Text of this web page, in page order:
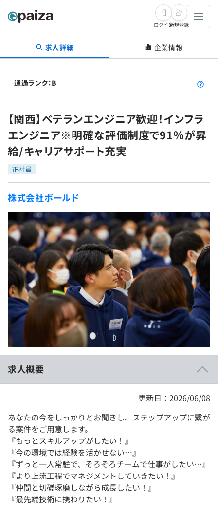
転職・キャリア
転職成功ガイド
転職エージェント
インタビュー
転職成功ガイド
新卒就活
求人検索
本選考
インターン
新卒エージェント
イベント・セミナー
インタビュー
就活成功ガイド
学習
問題集
4択課題
ナレッジ
リファレンス
プラン
個人向けプラン
法人向けプラン
学校向けプラン
契約内容・クーポン
プログラミング言語
評価結果一覧
再チャレンジ結果一覧
ゲーム・マンガ
Tech Team Journal
paiza times
note
paizaとは？
ログイン新規登録
求人詳細 企業情報
通過ランク：B
【関西】ベテランエンジニア歓迎！インフラ
エンジニア※明確な評価制度で91％が昇
給/キャリアサポート充実
正社員
株式会社ボールド
求人概要
更新日：2026/06/08
あなたの今をしっかりとお聞きし、ステップアップに繋が
る案件をご用意します。
『もっとスキルアップがしたい！』
『今の環境では経験を活かせない…』
『ずっと一人常駐で、そろそろチームで仕事がしたい…』
『より上流工程でマネジメントしていきたい！』
『仲間と切磋琢磨しながら成長したい！』
『最先端技術に携わりたい！』